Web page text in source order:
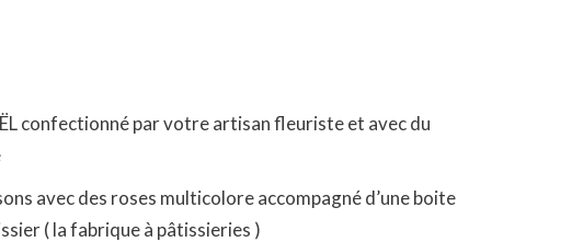
confectionné par votre artisan fleuriste et avec du
avec des roses multicolore accompagné d’une boite
( la fabrique à pâtissieries )